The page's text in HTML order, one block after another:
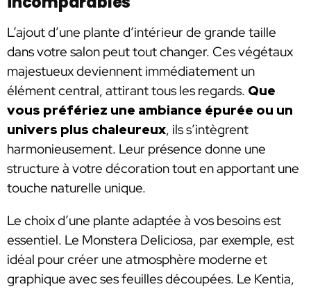
L’ajout d’une plante d’intérieur de grande taille
dans votre salon peut tout changer. Ces végétaux
majestueux deviennent immédiatement un
élément central, attirant tous les regards. Que
vous préfériez une ambiance épurée ou un
univers plus chaleureux, ils s’intègrent
harmonieusement. Leur présence donne une
structure à votre décoration tout en apportant une
touche naturelle unique.
Le choix d’une plante adaptée à vos besoins est
essentiel. Le Monstera Deliciosa, par exemple, est
idéal pour créer une atmosphère moderne et
graphique avec ses feuilles découpées. Le Kentia,